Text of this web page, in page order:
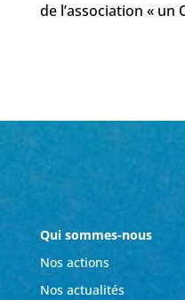
de l’association « un
Qui sommes-nous
Nos actions
Nos actualités